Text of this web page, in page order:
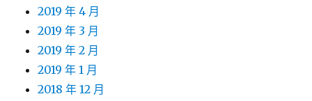
2019 年 4 月
2019 年 3 月
2019 年 2 月
2019 年 1 月
2018 年 12 月